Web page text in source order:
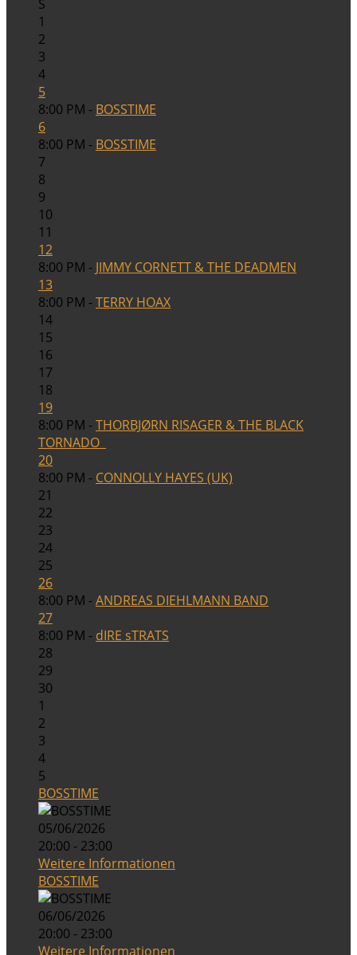
S
1
2
3
4
5
8:00 PM - BOSSTIME
6
8:00 PM - BOSSTIME
7
8
9
10
11
12
8:00 PM - JIMMY CORNETT & THE DEADMEN
13
8:00 PM -TERRY HOAX
14
15
16
17
18
19
8:00 PM -THORBJØRN RISAGER & THE BLACK
TORNADO
20
8:00 PM - CONNOLLY HAYES (UK)
21
22
23
24
25
26
8:00 PM -ANDREAS DIEHLMANN BAND
27
8:00 PM - dIRE sTRATS
28
29
30
1
2
3
4
5
BOSSTIME
05/06/2026
20:00 - 23:00
Weitere Informationen
BOSSTIME
06/06/2026
20:00 - 23:00
Weitere Informationen